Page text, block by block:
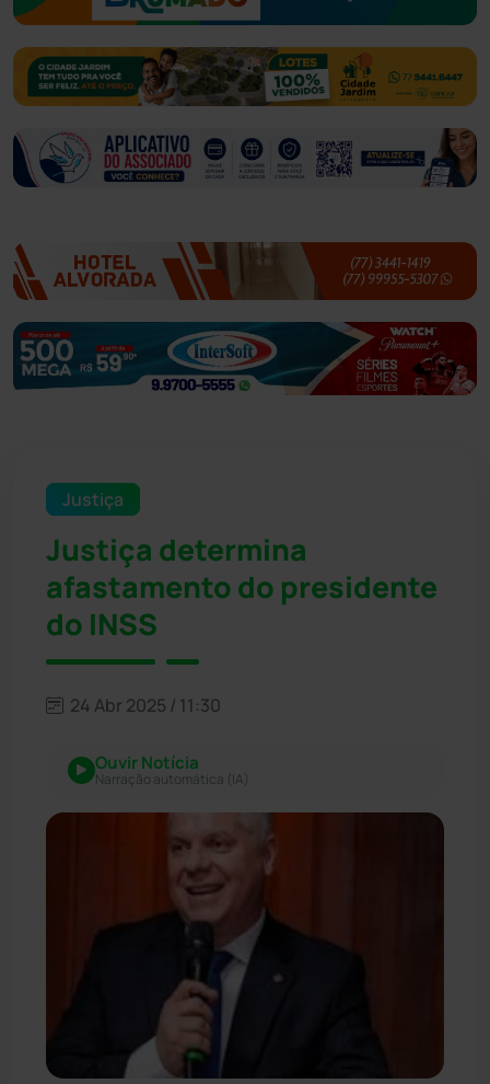
Justiça
Justiça determina
afastamento do presidente
do INSS
24 Abr 2025 / 11:30
Ouvir Notícia
Narração automática (IA)